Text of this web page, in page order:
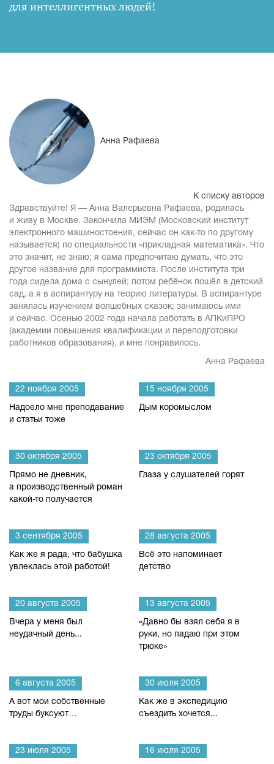
для интеллигентных людей!
Анна Рафаева
К списку авторов
Здравствуйте! Я — Анна Валерьевна Рафаева, родилась
и живу в Москве. Закончила МИЭМ (Московский институт
электронного машиностоения, сейчас он как-то по другому
называется) по специальности «прикладная математика». Что
это значит, не знаю; я сама предпочитаю думать, что это
другое название для программиста. После института три
года сидела дома с сынулей; потом ребёнок пошёл в детский
сад, а я в аспирантуру на теорию литературы. В аспирантуре
занялась изучением волшебных сказок; занимаюсь ими
и сейчас. Осенью 2002 года начала работать в АПКиПРО
(академии повышения квалификации и переподготовки
работников образования), и мне понравилось.
Анна Рафаева
22 ноября 2005
Надоело мне преподавание
и статьи тоже
15 ноября 2005
Дым коромыслом
30 октября 2005
Прямо не дневник,
а производственный роман
какой-то получается
23 октября 2005
Глаза у слушателей горят
3 сентября 2005
Как же я рада, что бабушка
увлеклась этой работой!
28 августа 2005
Всё это напоминает
детство
20 августа 2005
Вчера у меня был
неудачный день...
13 августа 2005
«Давно бы взял себя я в
руки, но падаю при этом
трюке»
6 августа 2005
А вот мои собственные
труды буксуют…
30 июля 2005
Как же в экспедицию
съездить хочется...
23 июля 2005 16 июля 2005